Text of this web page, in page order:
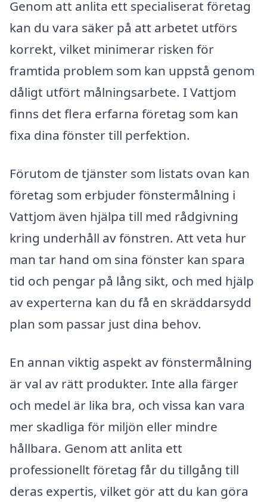
Genom att anlita ett specialiserat företag
kan du vara säker på att arbetet utförs
korrekt, vilket minimerar risken för
framtida problem som kan uppstå genom
dåligt utfört målningsarbete. I Vattjom
finns det flera erfarna företag som kan
fixa dina fönster till perfektion.
Förutom de tjänster som listats ovan kan
företag som erbjuder fönstermålning i
Vattjom även hjälpa till med rådgivning
kring underhåll av fönstren. Att veta hur
man tar hand om sina fönster kan spara
tid och pengar på lång sikt, och med hjälp
av experterna kan du få en skräddarsydd
plan som passar just dina behov.
En annan viktig aspekt av fönstermålning
är val av rätt produkter. Inte alla färger
och medel är lika bra, och vissa kan vara
mer skadliga för miljön eller mindre
hållbara. Genom att anlita ett
professionellt företag får du tillgång till
deras expertis, vilket gör att du kan göra